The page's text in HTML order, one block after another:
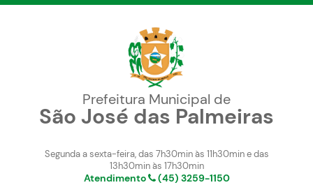
Prefeitura Municipal de
São José das Palmeiras
Segunda a sexta-feira, das 7h30min às 11h30min e das
13h30min às 17h30min
Atendimento (45) 3259-1150